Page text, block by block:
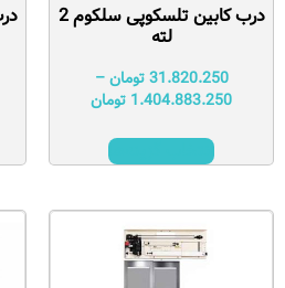
درب کابین تلسکوپی سلکوم 2
لته
31.820.250 تومان –
1.404.883.250 تومان
انتخاب گزینه‌ها